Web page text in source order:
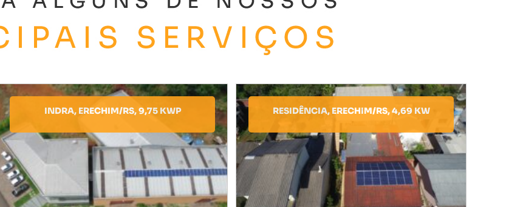
INDRA, ERECHIM/RS, 9,75 KWP RESIDÊNCIA, ERECHIM/RS, 4,69 KW